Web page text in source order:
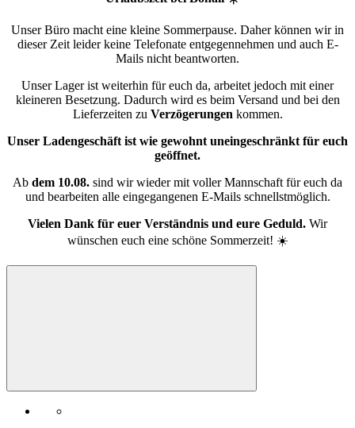
Unser Büro macht eine kleine Sommerpause. Daher können wir in
dieser Zeit leider keine Telefonate entgegennehmen und auch E-
Mails nicht beantworten.
Unser Lager ist weiterhin für euch da, arbeitet jedoch mit einer
kleineren Besetzung. Dadurch wird es beim Versand und bei den
Lieferzeiten zu Verzögerungen kommen.
Unser Ladengeschäft ist wie gewohnt uneingeschränkt für euch
geöffnet.
Ab dem 10.08. sind wir wieder mit voller Mannschaft für euch da
und bearbeiten alle eingegangenen E-Mails schnellstmöglich.
Vielen Dank für euer Verständnis und eure Geduld. Wir
wünschen euch eine schöne Sommerzeit! ☀️